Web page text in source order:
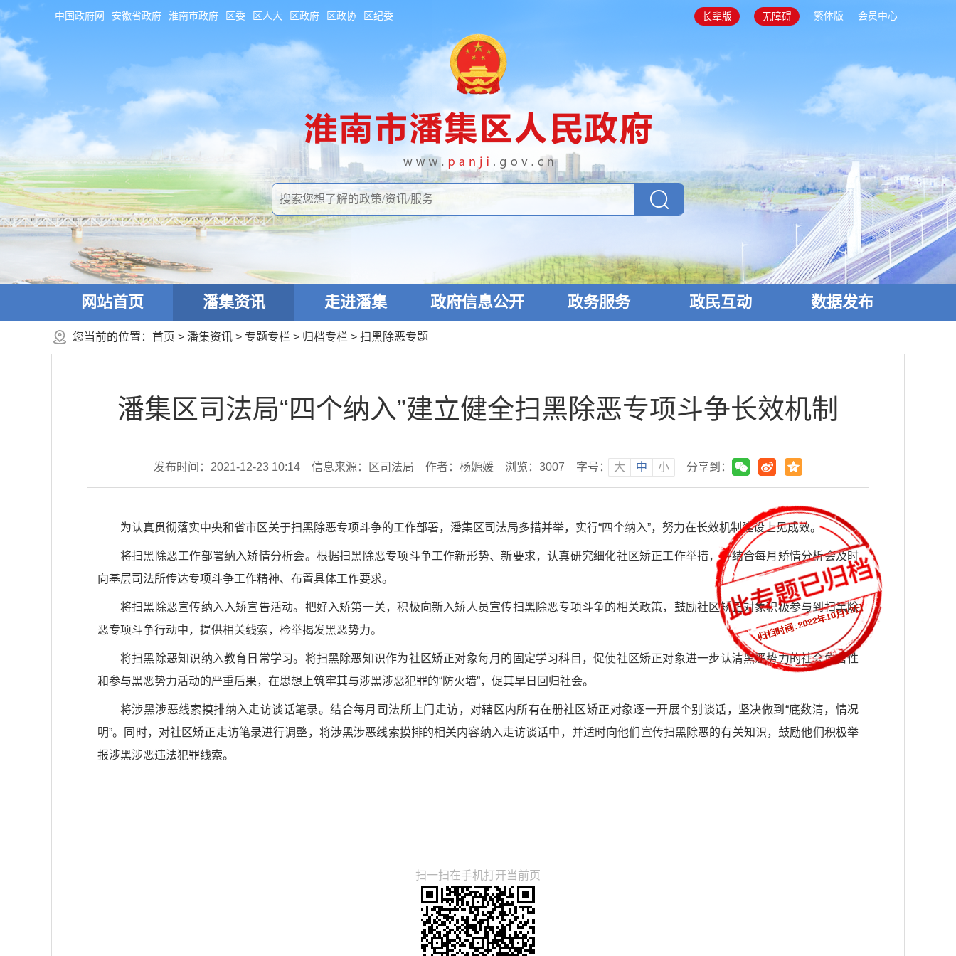
中国政府网 安徽省政府 淮南市政府 区委 区人大 区政府 区政协 区纪委 长辈版 无障碍 繁体版 会员中心
网站首页 潘集资讯 走进潘集 政府信息公开 政务服务 政民互动 数据发布
您当前的位置： 首页 > 潘集资讯 > 专题专栏 > 归档专栏 > 扫黑除恶专题
潘集区司法局“四个纳入”建立健全扫黑除恶专项斗争长效机制
发布时间：2021-12-23 10:14 信息来源：区司法局 作者：杨嫄媛 浏览： 3007 字号： 大 中 小 分享到：
为认真贯彻落实中央和省市区关于扫黑除恶专项斗争的工作部署，潘集区司法局多措并举，实行“四个纳入”，努力在长效机制建设上见成效。
将扫黑除恶工作部署纳入矫情分析会。根据扫黑除恶专项斗争工作新形势、新要求，认真研究细化社区矫正工作举措，并结合每月矫情分析会及时
向基层司法所传达专项斗争工作精神、布置具体工作要求。
将扫黑除恶宣传纳入入矫宣告活动。把好入矫第一关，积极向新入矫人员宣传扫黑除恶专项斗争的相关政策，鼓励社区矫正对象积极参与到扫黑除
恶专项斗争行动中，提供相关线索，检举揭发黑恶势力。
将扫黑除恶知识纳入教育日常学习。将扫黑除恶知识作为社区矫正对象每月的固定学习科目，促使社区矫正对象进一步认清黑恶势力的社会危害性
和参与黑恶势力活动的严重后果，在思想上筑牢其与涉黑涉恶犯罪的“防火墙”，促其早日回归社会。
将涉黑涉恶线索摸排纳入走访谈话笔录。结合每月司法所上门走访，对辖区内所有在册社区矫正对象逐一开展个别谈话，坚决做到“底数清，情况
明”。同时，对社区矫正走访笔录进行调整，将涉黑涉恶线索摸排的相关内容纳入走访谈话中，并适时向他们宣传扫黑除恶的有关知识，鼓励他们积极举
报涉黑涉恶违法犯罪线索。
扫一扫在手机打开当前页